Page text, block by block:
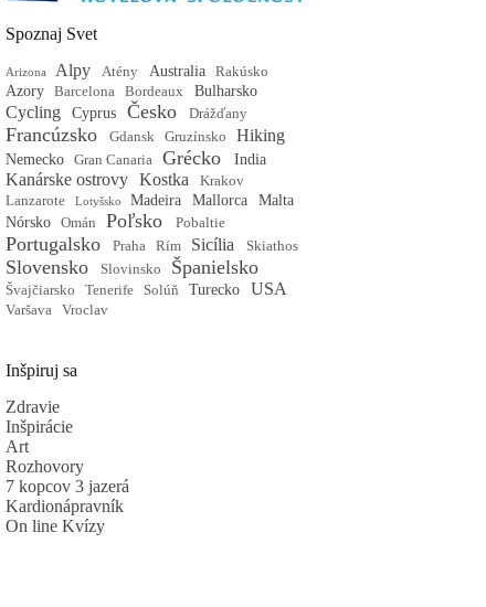
Spoznaj Svet
Arizona Alpy Atény Australia Rakúsko
Azory Barcelona Bordeaux Bulharsko
Cycling Cyprus Česko Drážďany
Francúzsko Gdansk Gruzínsko Hiking
Nemecko Gran Canaria Grécko India
Kanárske ostrovy Kostka
Krakov
Lanzarote
Lotyšsko Madeira Mallorca
Malta
Nórsko
Omán Poľsko Pobaltie
Portugalsko Praha Rím Sicília Skiathos
Slovensko Slovinsko Španielsko
Švajčiarsko Tenerife Solúň Turecko USA
Varšava Vroclav
Inšpiruj sa
Zdravie
Inšpirácie
Art
Rozhovory
7 kopcov 3 jazerá
Kardionápravník
On line Kvízy